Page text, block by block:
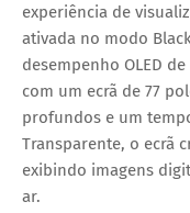
experiência de
ativada no modo
desempenho OLED
com um ecrã de 77
profundos e um
Transparente, o ecrã
exibindo imagens
ar.